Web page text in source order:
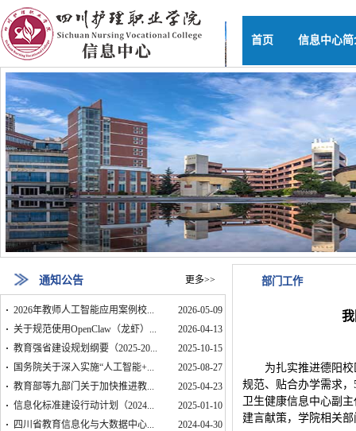
首页 信息中心
通知公告 更多>>
· 2026年教师人工智能应用案例校...
2026-05-09
· 关于规范使用OpenClaw（龙虾）...
2026-04-13
· 教育强省建设规划纲要（2025-20...
2025-10-15
·
国务院关于深入实施“人工智能+...
2025-08-27
· 教育部等九部门关于加快推进教...
2025-04-23
· 信息化标准建设行动计划（2024...
2025-01-10
·
四川省教育信息化与大数据中心...
2024-04-30
部门工作
为扎实推进德阳
规范、贴合办学需求
卫生健康信息中心副
建言献策，学院相关